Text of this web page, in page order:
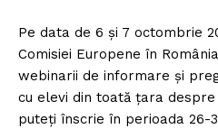
Pe data de 6 și 7 octombrie
Comisiei Europene în
webinarii de informare și
cu elevi din toată țara despre
puteți înscrie în perioada 26-